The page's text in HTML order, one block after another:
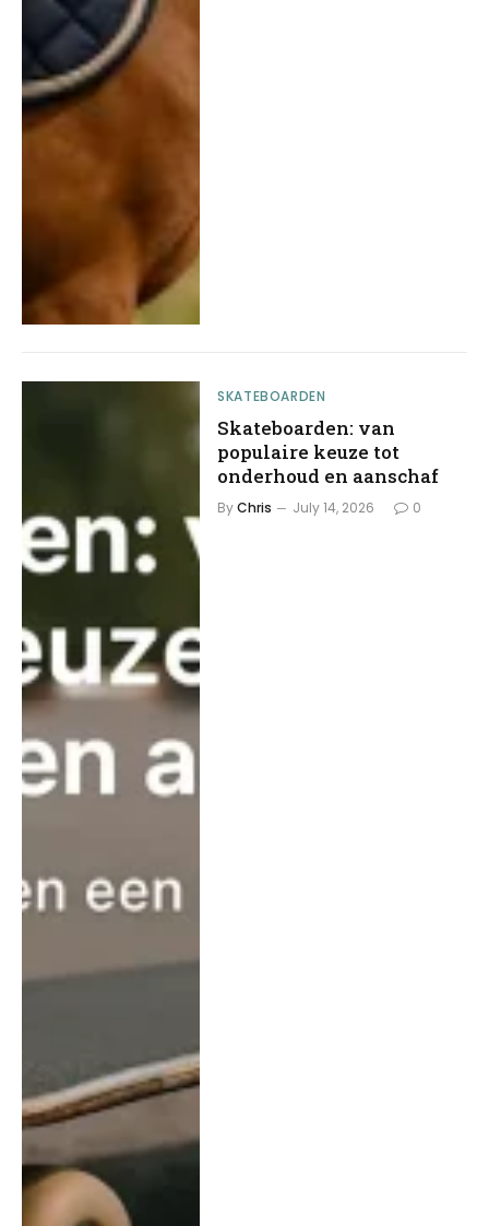
SKATEBOARDEN
Skateboarden: van
populaire keuze tot
onderhoud en aanschaf
ByChris July 14, 2026 0